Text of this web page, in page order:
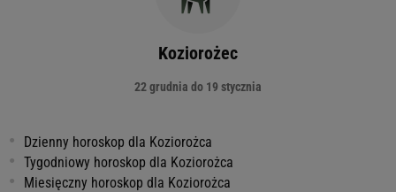
Koziorożec
22 grudnia do 19 stycznia
Dzienny horoskop dla Koziorożca
Tygodniowy horoskop dla Koziorożca
Miesięczny horoskop dla Koziorożca